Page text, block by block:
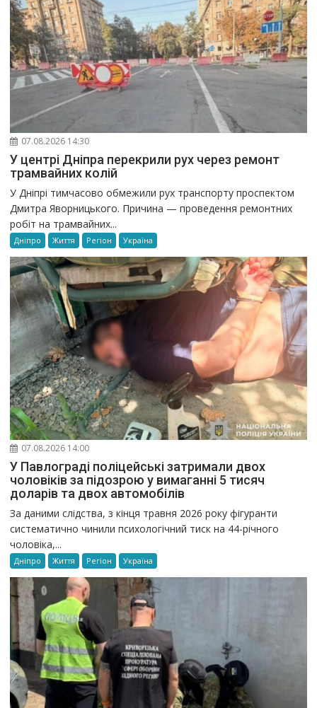
07.08.2026 14:30
У центрі Дніпра перекрили рух через ремонт
трамвайних колій
У Дніпрі тимчасово обмежили рух транспорту проспектом
Дмитра Яворницького. Причина — проведення ремонтних
робіт на трамвайних...
Дніпро Життя Регіон Україна
07.08.2026 14:00
У Павлограді поліцейські затримали двох
чоловіків за підозрою у вимаганні 5 тисяч
доларів та двох автомобілів
За даними слідства, з кінця травня 2026 року фігуранти
систематично чинили психологічний тиск на 44-річного
чоловіка,...
Дніпро Життя Регіон Україна